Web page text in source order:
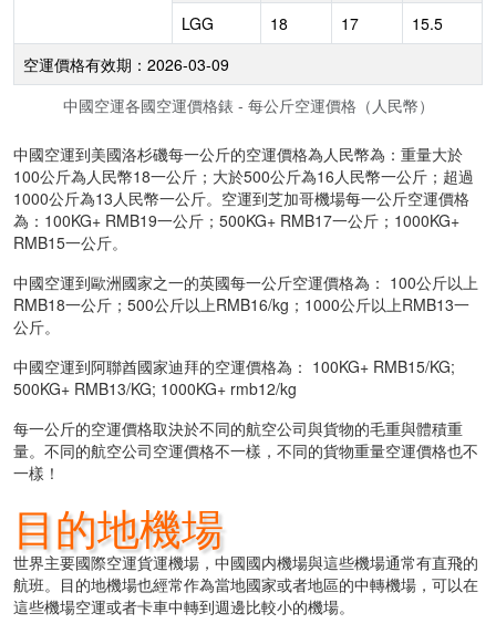
中國空運各國空運價格錶 - 每公斤空運價格（人民幣）
LGG 18 17
15.5
空運價格有效期：2026-03-09
中國空運到美國洛杉磯每一公斤的空運價格為人民幣為：重量大於
100公斤為人民幣18一公斤；大於500公斤為16人民幣一公斤；超過
1000公斤為13人民幣一公斤。空運到芝加哥機場每一公斤空運價格
為：100KG+ RMB19一公斤；500KG+ RMB17一公斤；1000KG+
RMB15一公斤。
中國空運到歐洲國家之一的英國每一公斤空運價格為： 100公斤以上
RMB18一公斤；500公斤以上RMB16/kg；1000公斤以上RMB13一
公斤。
中國空運到阿聯酋國家迪拜的空運價格為： 100KG+ RMB15/KG;
500KG+ RMB13/KG; 1000KG+ rmb12/kg
每一公斤的空運價格取決於不同的航空公司與貨物的毛重與體積重
量。不同的航空公司空運價格不一樣，不同的貨物重量空運價格也不
一樣！
目的地機場
世界主要國際空運貨運機場，中國國内機場與這些機場通常有直飛的
航班。目的地機場也經常作為當地國家或者地區的中轉機場，可以在
這些機場空運或者卡車中轉到週邊比較小的機場。